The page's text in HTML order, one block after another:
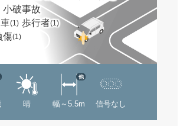
小破事故
(1) 歩行者(1)
傷(1)
晴 幅～5.5m
他
信号なし